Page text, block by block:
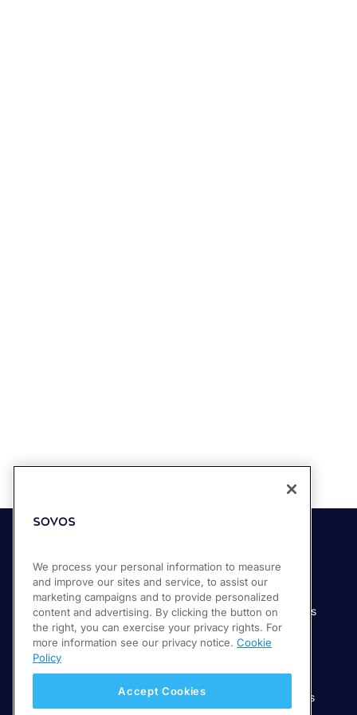
Soluciones
Compliance Cloud
Productos
Servicios
Industrias
Manufactura
Servicios financieros
Servicios digitales
Salud
Telecomunicaciones
We process your personal information to measure
and improve our sites and service, to assist our
marketing campaigns and to provide personalized
content and advertising. By clicking the button on
the right, you can exercise your privacy rights. For
more information see our privacy notice. Cookie
Policy
Accept Cookies